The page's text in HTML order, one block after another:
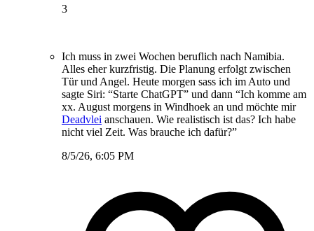
3
Ich muss in zwei Wochen beruflich nach Namibia.
Alles eher kurzfristig. Die Planung erfolgt zwischen
Tür und Angel. Heute morgen sass ich im Auto und
sagte Siri: “Starte ChatGPT” und dann “Ich komme am
xx. August morgens in Windhoek an und möchte mir
Deadvlei anschauen. Wie realistisch ist das? Ich habe
nicht viel Zeit. Was brauche ich dafür?”
8/5/26, 6:05 PM